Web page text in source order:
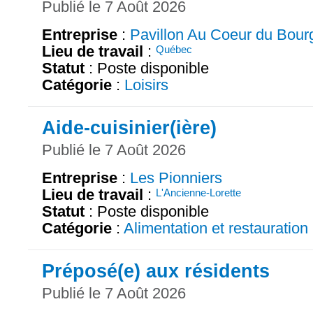
Publié le 7 Août 2026
Entreprise : Pavillon Au Coeur du
Lieu de travail : Québec
Statut : Poste disponible
Catégorie : Loisirs
Aide-cuisinier(ière)
Publié le 7 Août 2026
Entreprise : Les Pionniers
Lieu de travail : L'Ancienne-Lorette
Statut : Poste disponible
Catégorie : Alimentation et restauration
Préposé(e) aux résidents
Publié le 7 Août 2026